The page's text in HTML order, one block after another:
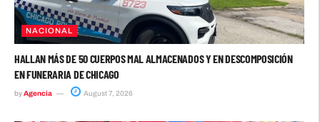
NACIONAL
HALLAN MÁS DE 50 CUERPOS MAL ALMACENADOS Y EN DESCOMPOSICIÓN
EN FUNERARIA DE CHICAGO
byAgencia August 7, 2026